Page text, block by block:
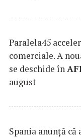
Paralela45
comerciale. A
se deschide în
august
Spania anunţă